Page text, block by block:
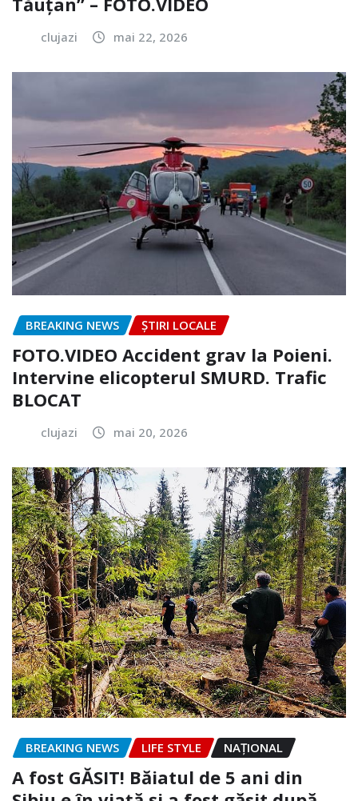
clujazi mai 22, 2026
BREAKING NEWS ȘTIRI LOCALE
FOTO.VIDEO Accident grav la Poieni.
Intervine elicopterul SMURD. Trafic
BLOCAT
clujazi mai 20, 2026
BREAKING NEWS LIFE STYLE NAŢIONAL
A fost GĂSIT! Băiatul de 5 ani din